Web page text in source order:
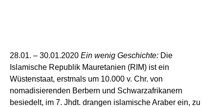
28.01. – 30.01.2020 Ein wenig Geschichte: Die
Islamische Republik Mauretanien (RIM) ist ein
Wüstenstaat, erstmals um 10.000 v. Chr. von
nomadisierenden Berbern und Schwarzafrikanern
besiedelt, im 7. Jhdt. drangen islamische Araber ein, zu